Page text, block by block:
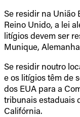
Se residir na União
Reino Unido, a lei
litígios devem ser
Munique,
Se residir noutro
e os litígios têm de
dos EUA para a
tribunais estaduais
Califórnia.